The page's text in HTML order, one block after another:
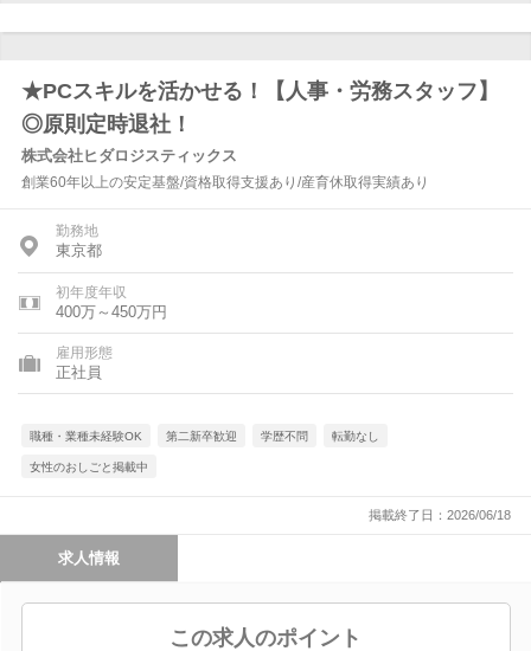
★PCスキルを活かせる！【人事・労務スタッフ】
◎原則定時退社！
株式会社ヒダロジスティックス
創業60年以上の安定基盤/資格取得支援あり/産育休取得実績あり
勤務地
東京都
初年度年収
400万～450万円
雇用形態
正社員
職種・業種未経験OK 第二新卒歓迎 学歴不問 転勤なし
女性のおしごと掲載中
掲載終了日：2026/06/18
求人情報
この求人のポイント